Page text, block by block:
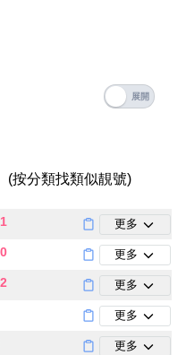
生天延/貴財成
部分類
搜尋
(按分類找類似靚號)
更多
更多
更多
更多
更多